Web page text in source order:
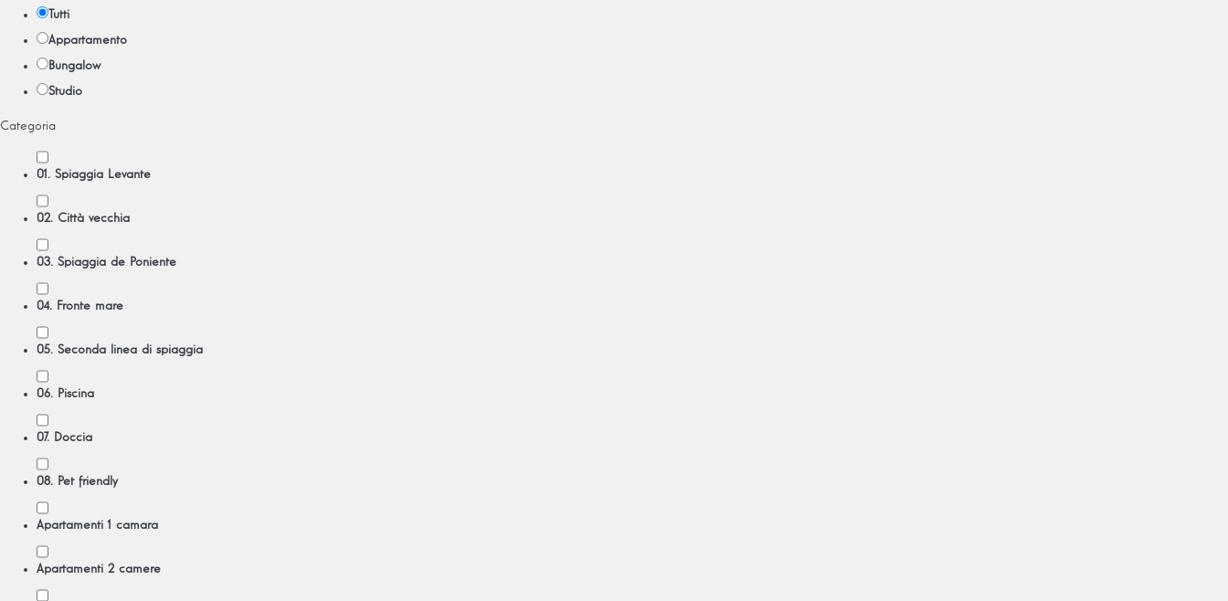
Tutti
Appartamento
Bungalow
Studio
Categoria
01. Spiaggia Levante
02. Città vecchia
03. Spiaggia de Poniente
04. Fronte mare
05. Seconda linea di spiaggia
06. Piscina
07. Doccia
08. Pet friendly
Apartamenti 1 camara
Apartamenti 2 camere